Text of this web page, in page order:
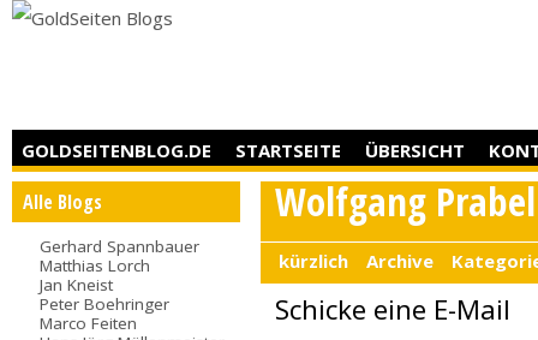
GOLDSEITENBLOG.DE STARTSEITE ÜBERSICHT
Alle Blogs
Gerhard Spannbauer
Matthias Lorch
Jan Kneist
Peter Boehringer
Marco Feiten
Wolfgang Prabel
kürzlich Archive
Schicke eine E-Mail